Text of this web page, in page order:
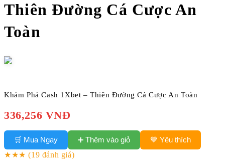
Thiên Đường Cá Cược An
Toàn
Khám Phá Cash 1Xbet – Thiên Đường Cá Cược An Toàn
336,256 VNĐ
🛒 Mua Ngay ➕ Thêm vào giỏ
💙 Yêu thích
★★★(19 đánh giá)